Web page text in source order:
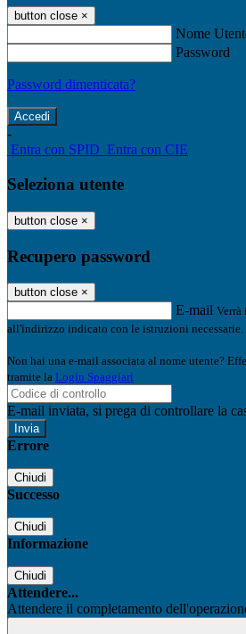
button close ×
Nome
Password
Password dimenticata?
-
Entra con SPID Entra con CIE
Seleziona utente
button close ×
Recupero password
button close ×
E-mail Verrà
all'indirizzo indicato con le istruzioni necessarie.
Non hai una e-mail associata al nome utente?
tramite la Login Spaggiari
E-mail inviata, si prega di controllare la
Errore
Chiudi
Successo
Chiudi
Informazione
Chiudi
Attendere...
Attendere il completamento